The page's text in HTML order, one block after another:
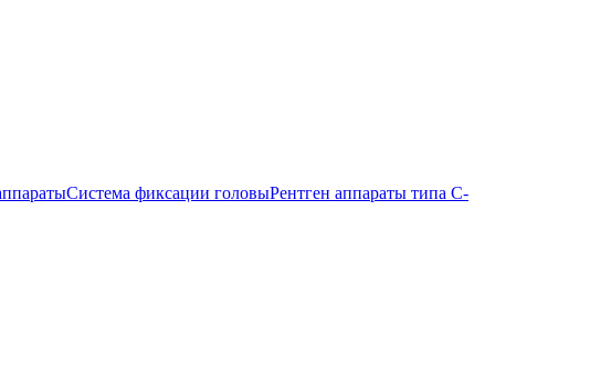
Система фиксации головыРентген аппараты типа С-